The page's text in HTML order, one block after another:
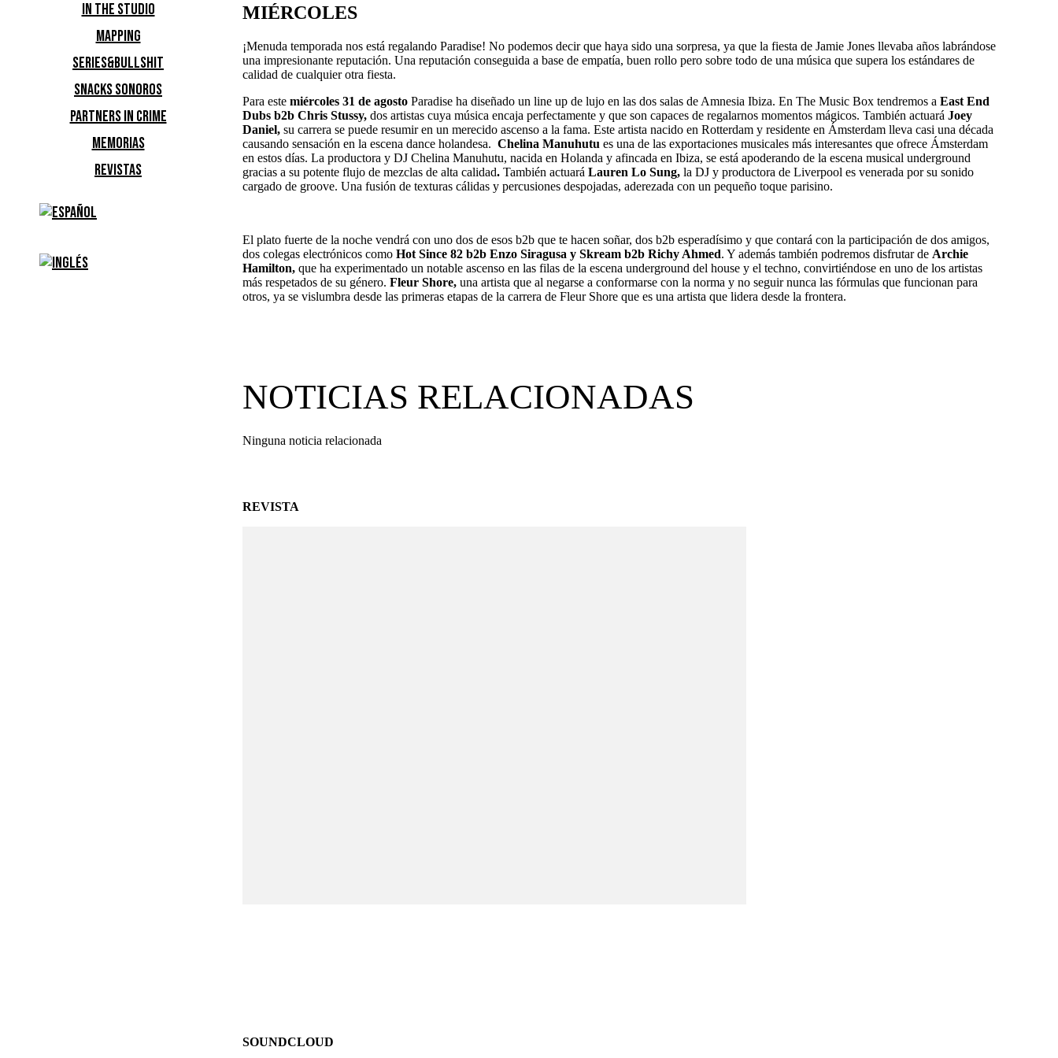
IN THE STUDIO
MAPPING
SERIES&BULLSHIT
SNACKS SONOROS
PARTNERS IN CRIME
MEMORIAS
REVISTAS
MIÉRCOLES
¡Menuda temporada nos está regalando Paradise! No podemos decir que haya sido una sorpresa, ya que la fiesta de Jamie Jones llevaba años labrándose
una impresionante reputación. Una reputación conseguida a base de empatía, buen rollo pero sobre todo de una música que supera los estándares de
calidad de cualquier otra fiesta.
Para este miércoles 31 de agosto Paradise ha diseñado un line up de lujo en las dos salas de Amnesia Ibiza. En The Music Box tendremos a East End
Dubs b2b Chris Stussy, dos artistas cuya música encaja perfectamente y que son capaces de regalarnos momentos mágicos. También actuará Joey
Daniel, su carrera se puede resumir en un merecido ascenso a la fama. Este artista nacido en Rotterdam y residente en Ámsterdam lleva casi una década
causando sensación en la escena dance holandesa. Chelina Manuhutu es una de las exportaciones musicales más interesantes que ofrece Ámsterdam
en estos días. La productora y DJ Chelina Manuhutu, nacida en Holanda y afincada en Ibiza, se está apoderando de la escena musical underground
gracias a su potente flujo de mezclas de alta calidad. También actuará Lauren Lo Sung, la DJ y productora de Liverpool es venerada por su sonido
cargado de groove. Una fusión de texturas cálidas y percusiones despojadas, aderezada con un pequeño toque parisino.
El plato fuerte de la noche vendrá con uno dos de esos b2b que te hacen soñar, dos b2b esperadísimo y que contará con la participación de dos amigos,
dos colegas electrónicos como Hot Since 82 b2b Enzo Siragusa y Skream b2b Richy Ahmed. Y además también podremos disfrutar de Archie
Hamilton, que ha experimentado un notable ascenso en las filas de la escena underground del house y el techno, convirtiéndose en uno de los artistas
más respetados de su género. Fleur Shore, una artista que al negarse a conformarse con la norma y no seguir nunca las fórmulas que funcionan para
otros, ya se vislumbra desde las primeras etapas de la carrera de Fleur Shore que es una artista que lidera desde la frontera.
NOTICIAS RELACIONADAS
Ninguna noticia relacionada
REVISTA
SOUNDCLOUD